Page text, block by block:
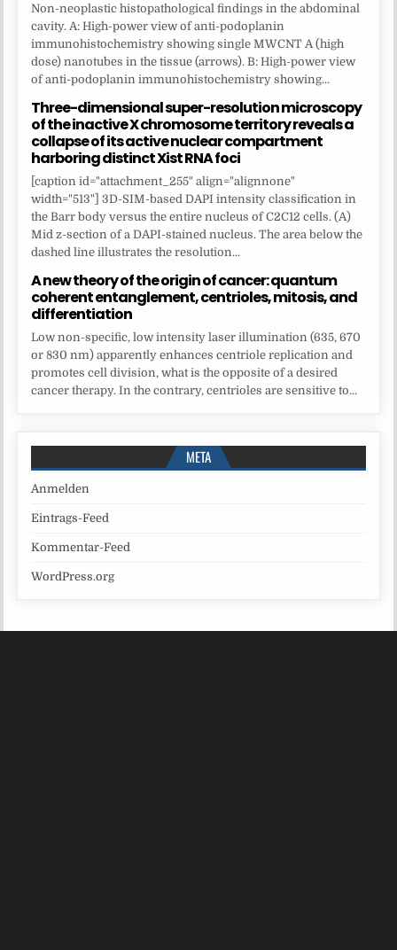
Non-neoplastic histopathological findings in the abdominal
cavity. A: High-power view of anti-podoplanin
immunohistochemistry showing single MWCNT A (high
dose) nanotubes in the tissue (arrows). B: High-power view
of anti-podoplanin immunohistochemistry showing...
Three-dimensional super-resolution microscopy
of the inactive X chromosome territory reveals a
collapse of its active nuclear compartment
harboring distinct Xist RNA foci
[caption id="attachment_255" align="alignnone"
width="513"] 3D-SIM-based DAPI intensity classification in
the Barr body versus the entire nucleus of C2C12 cells. (A)
Mid z-section of a DAPI-stained nucleus. The area below the
dashed line illustrates the resolution...
A new theory of the origin of cancer: quantum
coherent entanglement, centrioles, mitosis, and
differentiation
Low non-specific, low intensity laser illumination (635, 670
or 830 nm) apparently enhances centriole replication and
promotes cell division, what is the opposite of a desired
cancer therapy. In the contrary, centrioles are sensitive to...
META
Anmelden
Eintrags-Feed
Kommentar-Feed
WordPress.org